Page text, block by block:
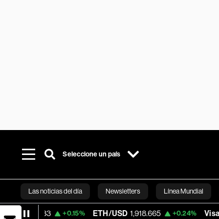
Seleccione un país
Las noticias del día Newsletters Línea Mundial
Bloomberg
ETH/USD 1,918.665 +0.24% Visa 362.50 -